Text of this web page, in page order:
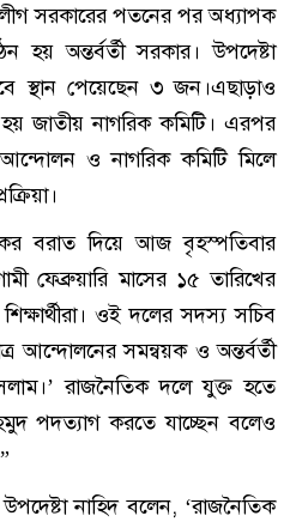
সরকারের পতনের পর অধ্যাপক
হয় অন্তর্বর্তী সরকার। উপদেষ্টা
স্থান পেয়েছেন ৩ জন।এছাড়াও
হয় জাতীয় নাগরিক কমিটি। এরপর
ও নাগরিক কমিটি মিলে
বরাত দিয়ে আজ বৃহস্পতিবার
ফেব্রুয়ারি মাসের ১৫ তারিখের
ওই দলের সদস্য সচিব
আন্দোলনের সমন্বয়ক ও অন্তর্বর্তী
রাজনৈতিক দলে যুক্ত হতে
পদত্যাগ করতে যাচ্ছেন বলেও
নাহিদ বলেন, ‘রাজনৈতিক